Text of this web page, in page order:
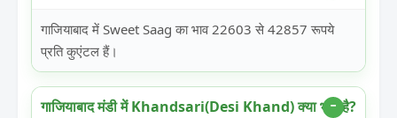
गाजियाबाद में Sweet Saag का भाव 22603 से 42857 रूपये
प्रति कुएंटल हैं।
गाजियाबाद मंडी में Khandsari(Desi Khand) क्या भाव है?